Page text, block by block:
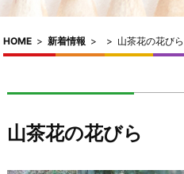
HOME > 新着情報 > > 山茶花の花びら
山茶花の花びら